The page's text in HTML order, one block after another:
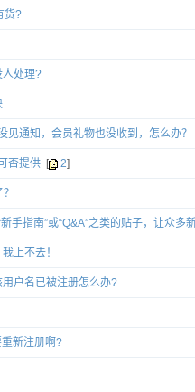
货?
人处理?
见通知，会员礼物也没收到，怎么办？
否提供 [ 2]
手指南”或“Q&A”之类的贴子，让众
上不去！
户名已被注册怎么办?
新注册啊?